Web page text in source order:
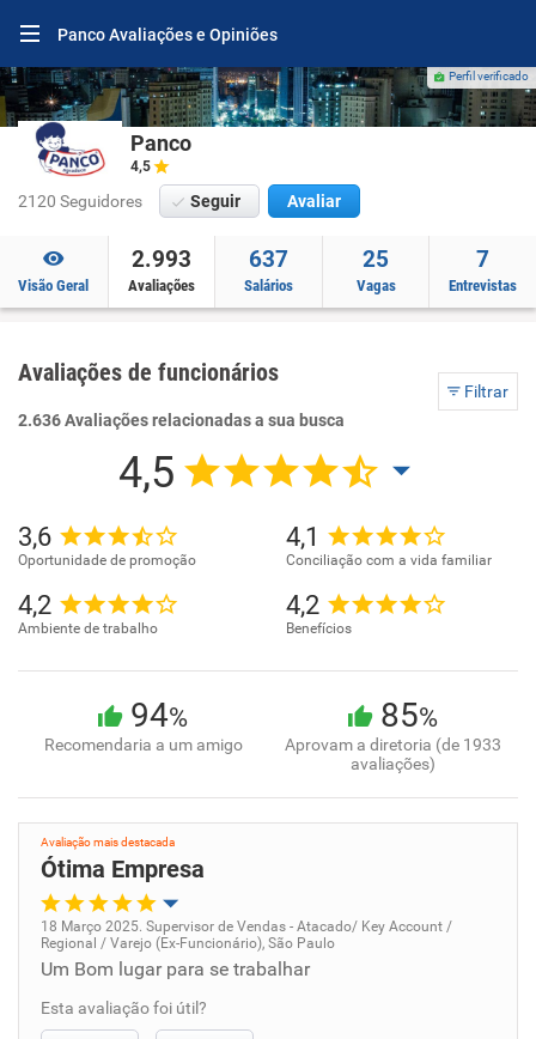
Panco Avaliações e Opiniões
Perfil verificado
Panco
4,5
2120 Seguidores Seguir Avaliar
Visão Geral
2.993
Avaliações
637
Salários
25
Vagas
7
Entrevistas
Avaliações de funcionários
Filtrar
2.636 Avaliações relacionadas a sua busca
4,5
3,6
Oportunidade de promoção
4,1
Conciliação com a vida familiar
4,2
Ambiente de trabalho
4,2
Benefícios
94%
Recomendaria a um amigo
85%
Aprovam a diretoria (de 1933
avaliações)
Avaliação mais destacada
Ótima Empresa
Oportunidade de promoção
Ambiente de trabalho
18 Março 2025. Supervisor de Vendas - Atacado/ Key Account /
Regional / Varejo (Ex-Funcionário), São Paulo
Um Bom lugar para se trabalhar
Esta avaliação foi útil?